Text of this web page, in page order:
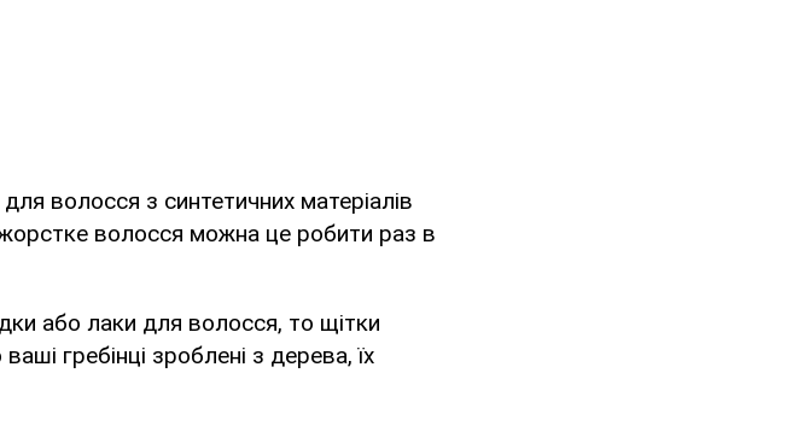
волосся з синтетичних матеріалів
волосся можна це робити раз в
або лаки для волосся, то щітки
гребінці зроблені з дерева, їх